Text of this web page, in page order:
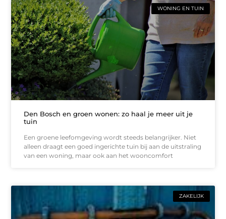
WONING EN TUIN
Den Bosch en groen wonen: zo haal je meer uit je
tuin
Een groene leefomgeving wordt steeds belangrijker. Niet
alleen draagt een goed ingerichte tuin bij aan de uitstraling
van een woning, maar ook aan het wooncomfort
ZAKELIJK